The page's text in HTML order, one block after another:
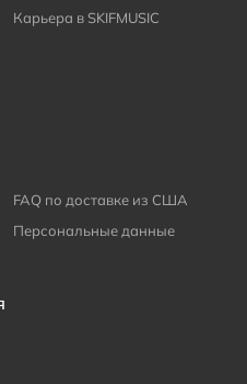
Карьера в SKIFMUSIC
FAQ по доставке из США
Персональные данные